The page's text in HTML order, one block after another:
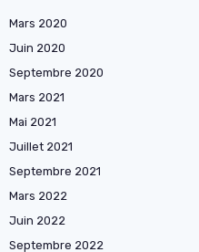
Mars 2020
Juin 2020
Septembre 2020
Mars 2021
Mai 2021
Juillet 2021
Septembre 2021
Mars 2022
Juin 2022
Septembre 2022